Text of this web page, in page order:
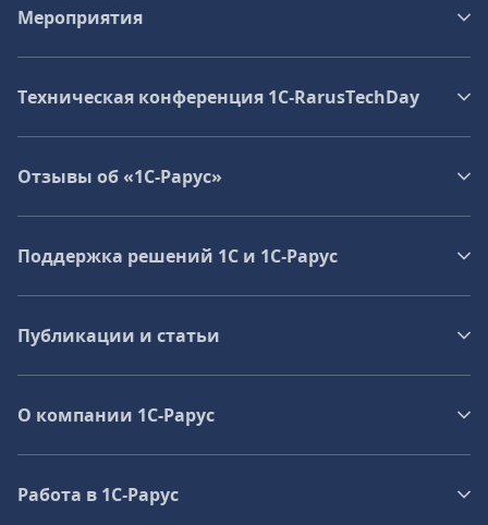
Мероприятия
Техническая конференция 1C‑RarusTechDay
Отзывы об «1С-Рарус»
Поддержка решений 1С и 1С‑Рарус
Публикации и статьи
О компании 1C-Рарус
Работа в 1С‑Рарус